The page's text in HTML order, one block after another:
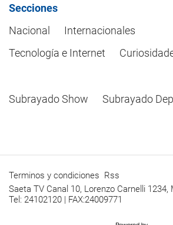
Secciones
Nacional
Internacionales
Tecnología e Internet
Subrayado Show Subrayado
Terminos y condiciones Rss
Saeta TV Canal 10, Lorenzo Carnelli 1234,
Tel: 24102120 | FAX:24009771